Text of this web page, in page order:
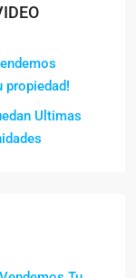
propiedad!
Ultimas